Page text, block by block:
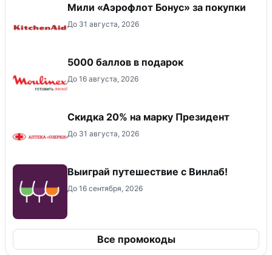
Мили «Аэрофлот Бонус» за покупки
До 31 августа, 2026
5000 баллов в подарок
До 16 августа, 2026
Скидка 20% на марку Президент
До 31 августа, 2026
Выиграй путешествие с Винлаб!
До 16 сентября, 2026
Все промокоды